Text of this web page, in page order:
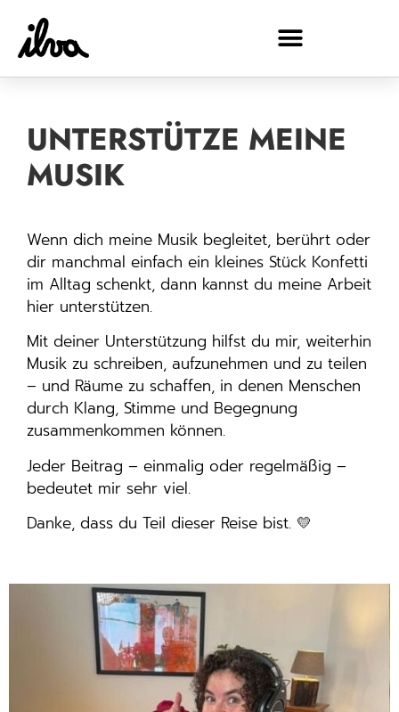
UNTERSTÜTZE MEINE
MUSIK
Wenn dich meine Musik begleitet, berührt oder
dir manchmal einfach ein kleines Stück Konfetti
im Alltag schenkt, dann kannst du meine Arbeit
hier unterstützen.
Mit deiner Unterstützung hilfst du mir, weiterhin
Musik zu schreiben, aufzunehmen und zu teilen
– und Räume zu schaffen, in denen Menschen
durch Klang, Stimme und Begegnung
zusammenkommen können.
Jeder Beitrag – einmalig oder regelmäßig –
bedeutet mir sehr viel.
Danke, dass du Teil dieser Reise bist. 💛